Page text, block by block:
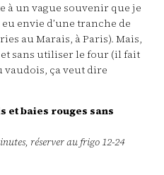
à un vague souvenir que je
eu envie d’une tranche de
au Marais, à Paris). Mais,
et sans utiliser le four (il fait
vaudois, ça veut dire
et baies rouges sans
réserver au frigo 12-24